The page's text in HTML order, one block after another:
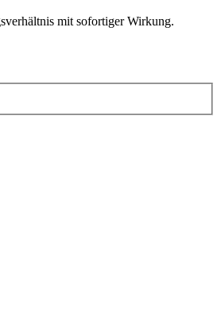
mit sofortiger Wirkung.